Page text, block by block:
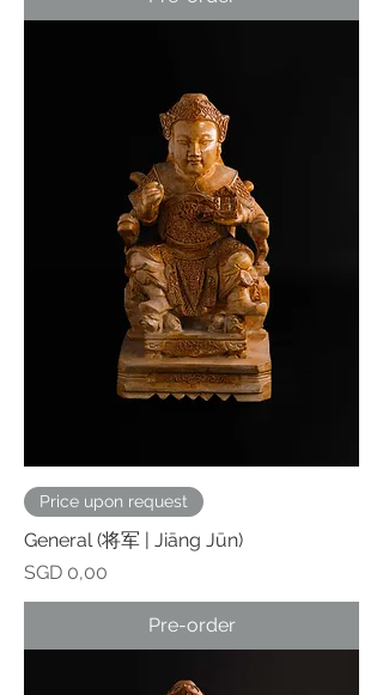
Price upon request
General (将军 | Jiāng Jūn)
Prijs
SGD 0,00
Pre-order